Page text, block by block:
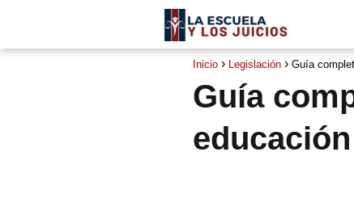
Inicio Legislación Guía
Guía